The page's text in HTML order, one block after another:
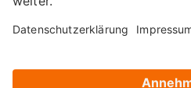
Über uns
Allgemeine Geschäftsbedingungen